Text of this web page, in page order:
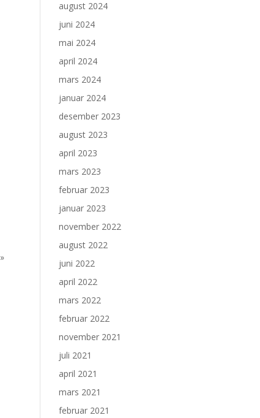
»
august 2024
juni 2024
mai 2024
april 2024
mars 2024
januar 2024
desember 2023
august 2023
april 2023
mars 2023
februar 2023
januar 2023
november 2022
august 2022
juni 2022
april 2022
mars 2022
februar 2022
november 2021
juli 2021
april 2021
mars 2021
februar 2021